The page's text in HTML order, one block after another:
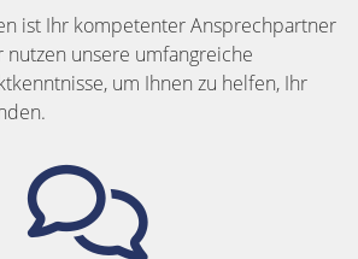
ist Ihr kompetenter Ansprechpartner
nutzen unsere umfangreiche
um Ihnen zu helfen, Ihr